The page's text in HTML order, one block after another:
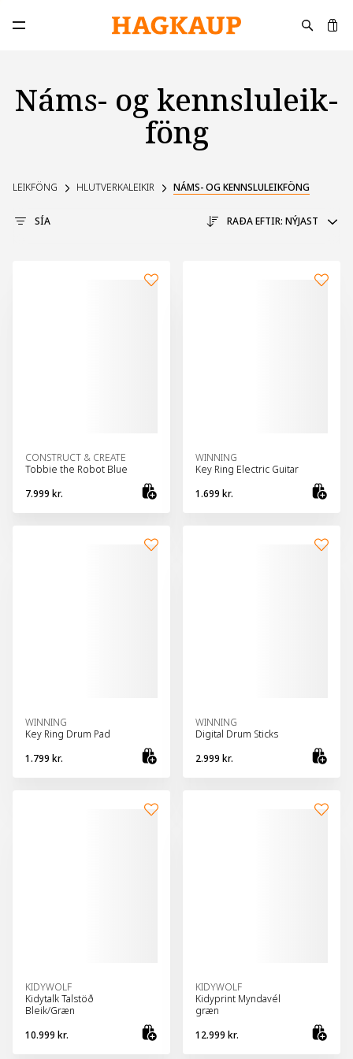
Opna aðalvalmynd
Náms- og kennslu­leik­
föng
LEIKFÖNG HLUTVERKALEIKIR NÁMS- OG KENNSLULEIKFÖNG
SÍA RAÐA EFTIR: NÝJAST
CONSTRUCT & CREATE
Tobbie the Robot Blue
7.999 kr.
Bæta við körfu
WINNING
Key Ring Electric Guitar
1.699 kr.
WINNING
Key Ring Drum Pad
1.799 kr.
WINNING
Digital Drum Sticks
2.999 kr.
KIDYWOLF
Kidytalk Talstöð
Bleik/Græn
10.999 kr.
KIDYWOLF
Kidyprint Myndavél
græn
12.999 kr.